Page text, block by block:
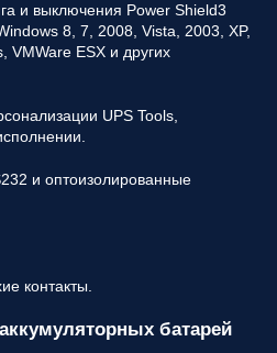
и выключения Power Shield3
8, 7, 2008, Vista, 2003, XP,
VMWare ESX и других
UPS Tools,
и оптоизолированные
контакты.
батарей